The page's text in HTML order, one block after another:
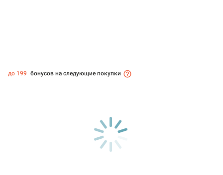
до 199 бонусов на следующие покупки